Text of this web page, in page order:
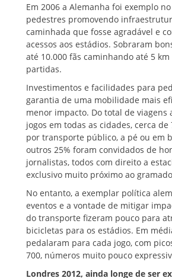
Em 2006 a Alemanha foi exemplo
pedestres promovendo
caminhada que fosse agradável e
acessos aos estádios. Sobraram
até 10.000 fãs caminhando até 5
partidas.
Investimentos e facilidades para
garantia de uma mobilidade mais
menor impacto. Do total de viagens
jogos em todas as cidades, cerca
por transporte público, a pé ou em
outros 25% foram convidados de
jornalistas, todos com direito a
exclusivo muito próximo ao
No entanto, a exemplar política
eventos e a vontade de mitigar
do transporte fizeram pouco para
bicicletas para os estádios. Em
pedalaram para cada jogo, com
700, números muito pouco
Londres 2012, ainda longe de ser